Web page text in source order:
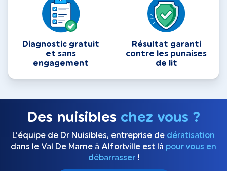
Diagnostic gratuit
et sans
engagement
Résultat garanti
contre les punaises
de lit
Des nuisibles chez vous ?
L’équipe de Dr Nuisibles, entreprise de dératisation
dans le Val De Marne à Alfortville est là pour vous en
débarrasser!